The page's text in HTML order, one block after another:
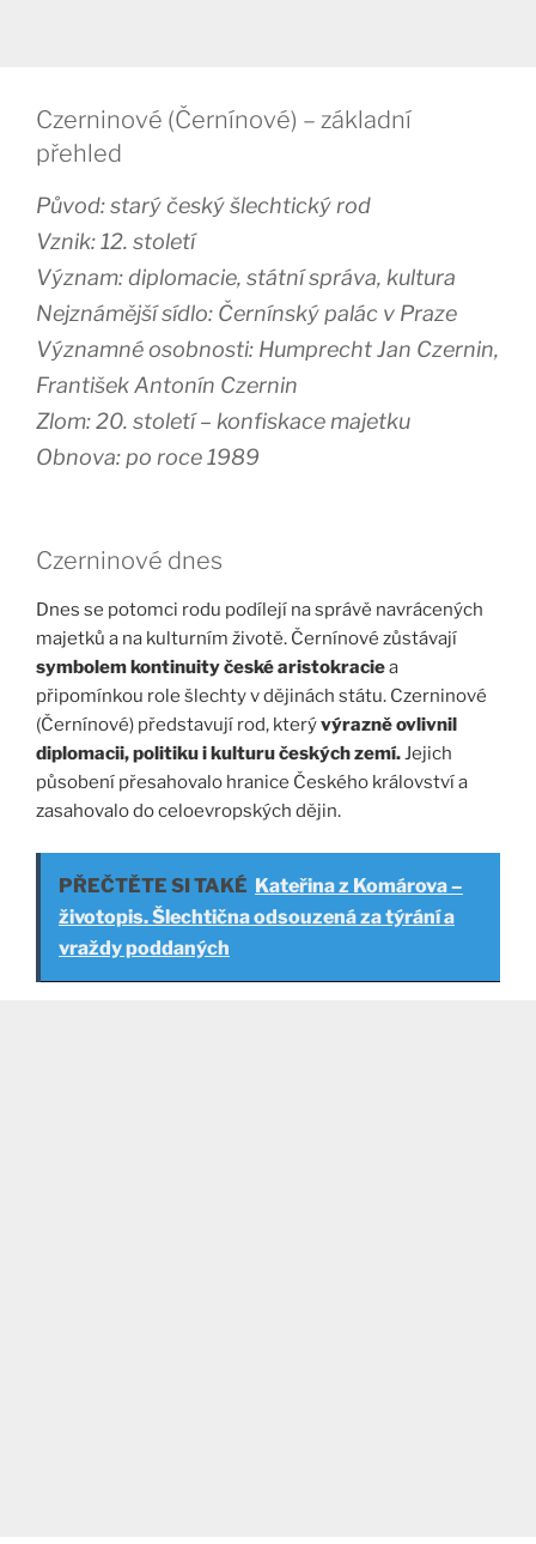
Czerninové (Černínové) – základní
přehled
Původ: starý český šlechtický rod
Vznik: 12. století
Význam: diplomacie, státní správa, kultura
Nejznámější sídlo: Černínský palác v Praze
Významné osobnosti: Humprecht Jan Czernin,
František Antonín Czernin
Zlom: 20. století – konfiskace majetku
Obnova: po roce 1989
Czerninové dnes
Dnes se potomci rodu podílejí na správě navrácených
majetků a na kulturním životě. Černínové zůstávají
symbolem kontinuity české aristokraciea
připomínkou role šlechty v dějinách státu. Czerninové
(Černínové) představují rod, kterývýrazně ovlivnil
diplomacii, politiku i kulturu českých zemí.Jejich
působení přesahovalo hranice Českého království a
zasahovalo do celoevropských dějin.
PŘEČTĚTE SI TAKÉ Kateřina z Komárova –
životopis. Šlechtična odsouzená za týrání a
vraždy poddaných